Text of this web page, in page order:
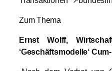
Zum Thema
Ernst Wolff,
‘Geschäftsmodelle‘